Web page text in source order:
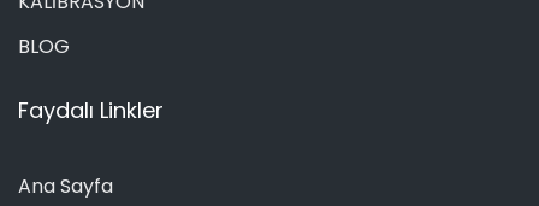
BLOG
Faydalı Linkler
Ana Sayfa